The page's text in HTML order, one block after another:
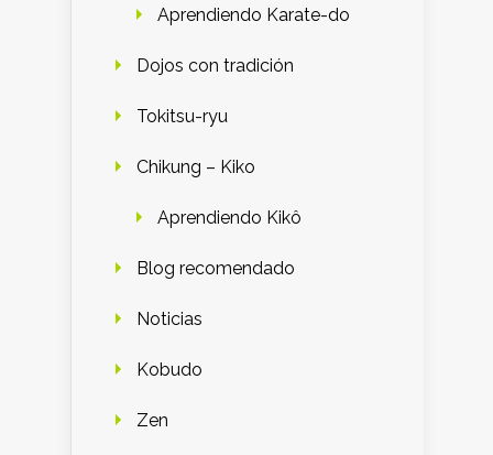
Aprendiendo Karate-do
Dojos con tradición
Tokitsu-ryu
Chikung – Kiko
Aprendiendo Kikô
Blog recomendado
Noticias
Kobudo
Zen